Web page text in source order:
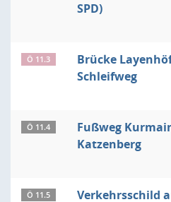
SPD)
Ö 11.3
Brücke
Schleifweg
Ö 11.4
Fußweg
Katzenberg
Ö 11.5 Verkehrsschild